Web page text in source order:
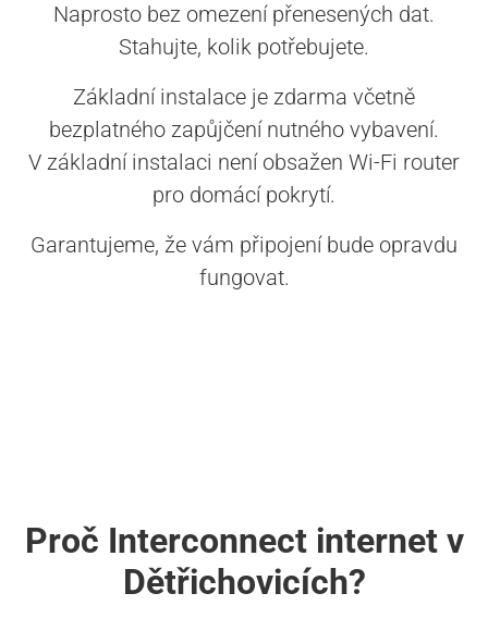
Naprosto bez omezení přenesených dat.
Stahujte, kolik potřebujete.
Základní instalace je zdarma včetně
bezplatného zapůjčení nutného vybavení.
V základní instalaci není obsažen Wi-Fi router
pro domácí pokrytí.
Garantujeme, že vám připojení bude opravdu
fungovat.
Proč Interconnect internet v
Dětřichovicích?